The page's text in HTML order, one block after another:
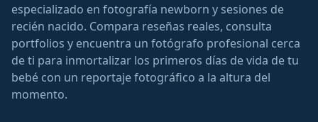
especializado en fotografía newborn y sesiones de
recién nacido. Compara reseñas reales, consulta
portfolios y encuentra un fotógrafo profesional cerca
de ti para inmortalizar los primeros días de vida de tu
bebé con un reportaje fotográfico a la altura del
momento.